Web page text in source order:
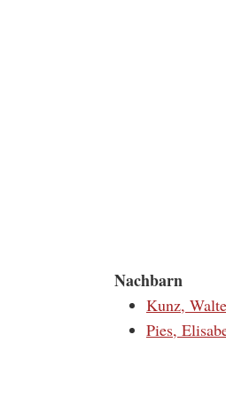
Nachbarn
Kunz,
Pies,